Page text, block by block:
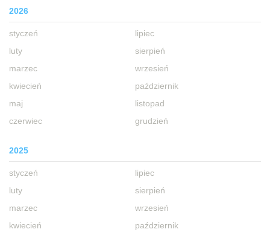
2026
styczeń
luty
marzec
kwiecień
maj
czerwiec
lipiec
sierpień
wrzesień
październik
listopad
grudzień
2025
styczeń
luty
marzec
kwiecień
lipiec
sierpień
wrzesień
październik